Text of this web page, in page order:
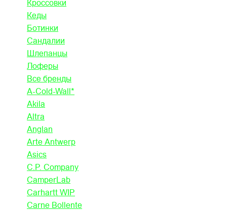
Кроссовки
Кеды
Ботинки
Сандалии
Шлепанцы
Лоферы
Все бренды
A-Cold-Wall*
Akila
Altra
Anglan
Arte Antwerp
Asics
C.P. Company
CamperLab
Carhartt WIP
Carne Bollente